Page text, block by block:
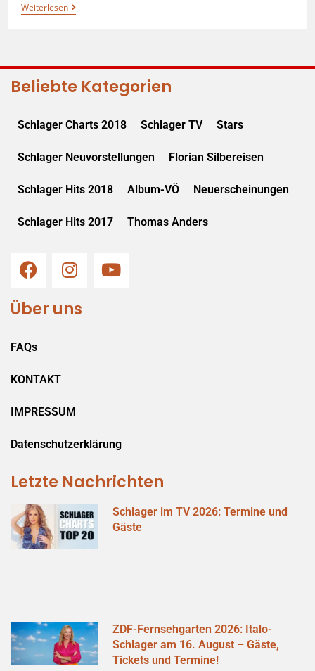
Weiterlesen
Beliebte Kategorien
Schlager Charts 2018 Schlager TV Stars
Schlager Neuvorstellungen Florian Silbereisen
Schlager Hits 2018 Album-VÖ Neuerscheinungen
Schlager Hits 2017 Thomas Anders
Über uns
FAQs
KONTAKT
IMPRESSUM
Datenschutzerklärung
Letzte Nachrichten
Schlager im TV 2026: Termine und
Gäste
ZDF-Fernsehgarten 2026: Italo-
Schlager am 16. August – Gäste,
Tickets und Termine!